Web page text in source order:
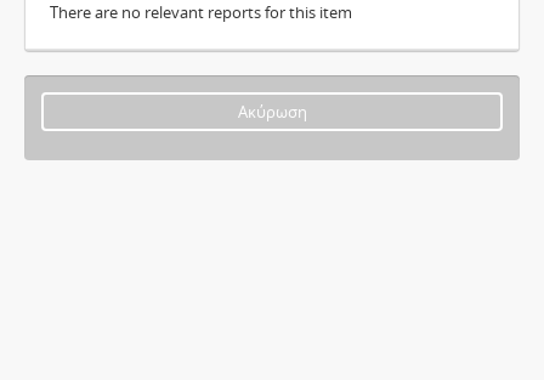
There are no relevant reports for this item
Ακύρωση